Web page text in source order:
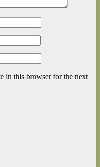
in this browser for the next